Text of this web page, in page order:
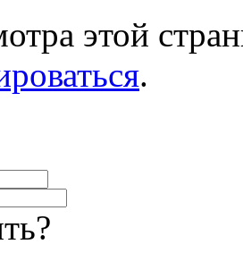
этой
.